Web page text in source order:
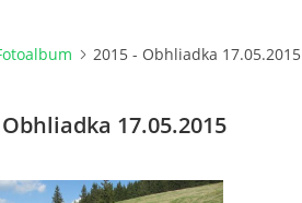
2015 - Obhliadka 17.05.2015
17.05.2015